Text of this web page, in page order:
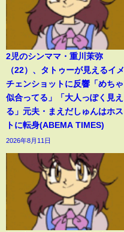
2児のシンママ・重川茉弥
（22）、タトゥーが見えるイメ
チェンショットに反響「めちゃ
似合ってる」「大人っぽく見え
る」元夫・まえだしゅんはホス
トに転身(ABEMA TIMES)
2026年8月11日